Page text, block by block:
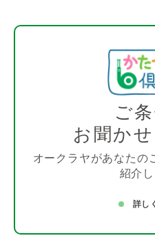
ご
お聞か
オークラヤがあなたの
紹介し
詳し